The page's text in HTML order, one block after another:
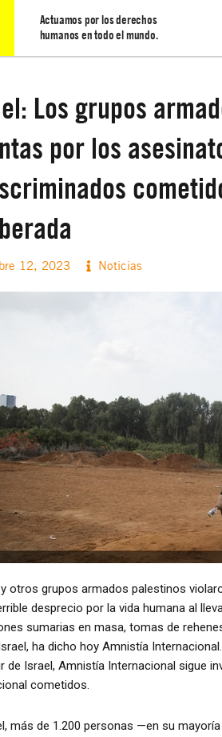
Actuamos por los derechos
humanos en todo el mundo.
Los grupos
por los
12, 2023 Noticias
otros grupos armados palestinos
desprecio por la vida humana al
sumarias en masa, tomas de
ha dicho hoy Amnistía
de Israel, Amnistía Internacional sigue
cometidos.
más de 1.200 personas —en su